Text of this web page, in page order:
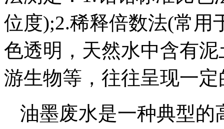
位度);2.稀释倍数法(常用
色透明，天然水中含有
游生物等，往往呈现一
油墨废水是一种典型的